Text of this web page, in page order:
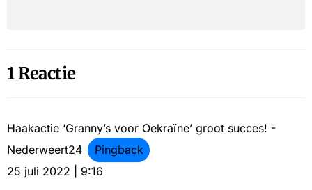
1 Reactie
Haakactie ‘Granny’s voor Oekraïne’ groot succes! -
Nederweert24
Pingback
25 juli 2022 | 9:16